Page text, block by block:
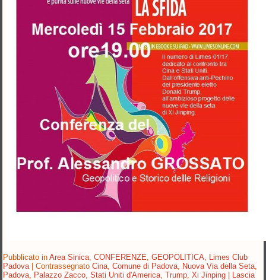
Pubblicato in Area Sinica,CONFERENZE,GEOPOLITICA, Limes Club
Padova|Contrassegnato Cina,Comune di Padova, Nuova Via della Seta,
Padova, Palazzo Zacco,Stati Uniti d'America,Trump,Xi Jinping
Lascia